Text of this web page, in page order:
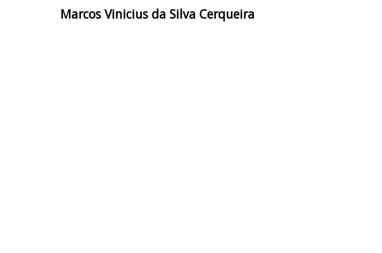
Marcos Vinicius da Silva Cerqueira